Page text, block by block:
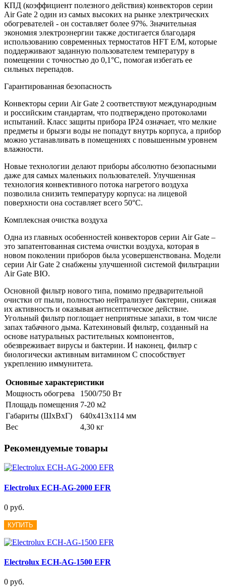
КПД (коэффициент полезного действия) конвекторов серии
Air Gate 2 один из самых высоких на рынке электрических
обогревателей - он составляет более 97%. Значительная
экономия электроэнергии также достигается благодаря
использованию современных термостатов HFT E/M, которые
поддерживают заданную пользователем температуру в
помещении с точностью до 0,1°C, помогая избегать ее
сильных перепадов.
Гарантированная безопасность
Конвекторы серии Air Gate 2 соответствуют международным
и российским стандартам, что подтверждено протоколами
испытаний. Класс защиты прибора IP24 означает, что мелкие
предметы и брызги воды не попадут внутрь корпуса, а прибор
можно устанавливать в помещениях с повышенным уровнем
влажности.
Новые технологии делают приборы абсолютно безопасными
даже для самых маленьких пользователей. Улучшенная
технология конвективного потока нагретого воздуха
позволила снизить температуру корпуса: на лицевой
поверхности она составляет всего 50°С.
Комплексная очистка воздуха
Одна из главных особенностей конвекторов серии Air Gate –
это запатентованная система очистки воздуха, которая в
новом поколении приборов была усовершенствована. Модели
серии Air Gate 2 снабжены улучшенной системой фильтрации
Air Gate BIO.
Основной фильтр нового типа, помимо предварительной
очистки от пыли, полностью нейтрализует бактерии, снижая
их активность и оказывая антисептическое действие.
Угольный фильтр поглощает неприятные запахи, в том числе
запах табачного дыма. Катехиновый фильтр, созданный на
основе натуральных растительных компонентов,
обезвреживает вирусы и бактерии. И наконец, фильтр с
биологически активным витамином С способствует
укреплению иммунитета.
Основные характеристики
Мощность обогрева
1500/750 Вт
Площадь помещения 7-20 м2
Габариты (ШxВxГ)
640x413x114 мм
Вес
4,30 кг
Рекомендуемые товары
Electrolux ECH-AG-2000 EFR
0 руб.
КУПИТЬ
Electrolux ECH-AG-1500 EFR
0 руб.